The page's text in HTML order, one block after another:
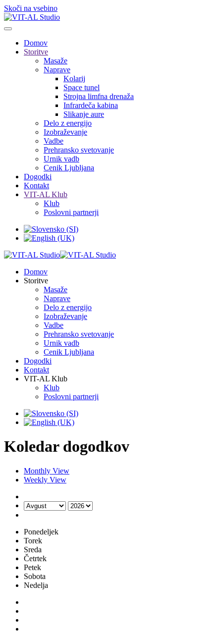
Skoči na vsebino
Domov
Storitve
Masaže
Naprave
Kolarij
Space tunel
Strojna limfna drenaža
Infrardeča kabina
Slikanje aure
Delo z energijo
Izobraževanje
Vadbe
Prehransko svetovanje
Urnik vadb
Cenik Ljubljana
Dogodki
Kontakt
VIT-AL Klub
Klub
Poslovni partnerji
Domov
Storitve
Masaže
Naprave
Delo z energijo
Izobraževanje
Vadbe
Prehransko svetovanje
Urnik vadb
Cenik Ljubljana
Dogodki
Kontakt
VIT-AL Klub
Klub
Poslovni partnerji
Koledar dogodkov
Monthly View
Weekly View
Ponedeljek
Torek
Sreda
Četrtek
Petek
Sobota
Nedelja